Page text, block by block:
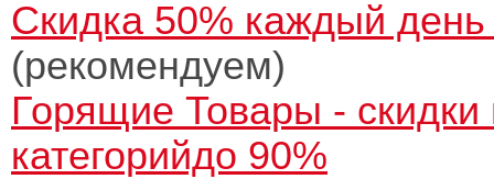
Скидка 50% каждый
(рекомендуем)
Горящие Товары - скидки
категорийдо 90%